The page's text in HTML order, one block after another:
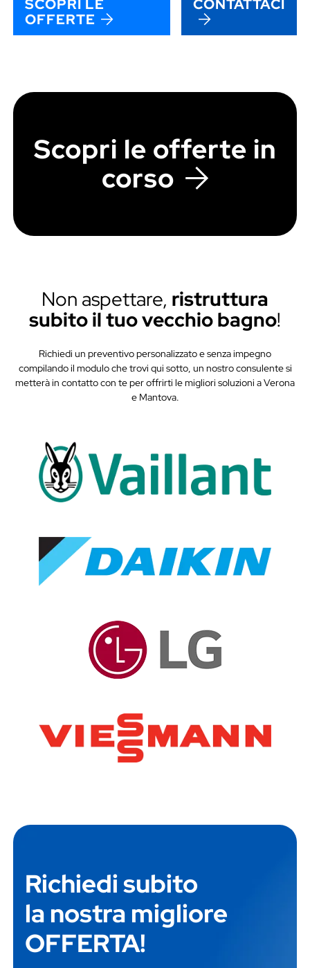
SCOPRI LE
OFFERTE
CONTATTACI
Scopri le offerte in
corso
Non aspettare, ristruttura
subito il tuo vecchio bagno!
Richiedi un preventivo personalizzato e senza impegno
compilando il modulo che trovi qui sotto, un nostro consulente si
metterà in contatto con te per offrirti le migliori soluzioni a Verona
e Mantova.
Richiedi subito
la nostra migliore
OFFERTA!